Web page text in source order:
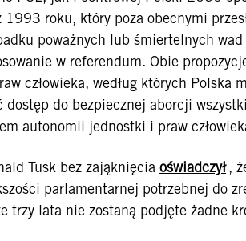
1993 roku, który poza obecnymi
poważnych lub śmiertelnych
w referendum. Obie
człowieka, według których Polska
dostęp do bezpiecznej aborcji
autonomii jednostki i praw
Tusk bez zająknięcia oświadczył,
parlamentarnej potrzebnej do
trzy lata nie zostaną podjęte żadne